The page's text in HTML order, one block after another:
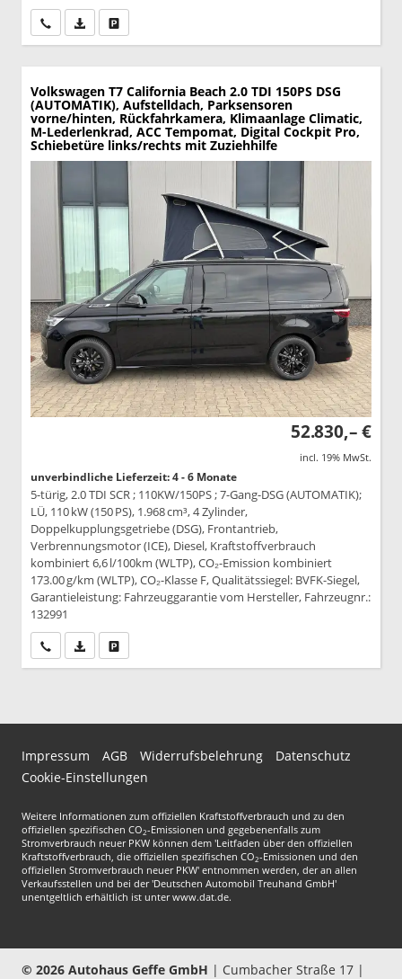
Wir rufen Sie anPDF-Datei, Fahrzeugexposé drucken
Volkswagen T7 California Beach 2.0 TDI 150PS DSG
(AUTOMATIK), Aufstelldach, Parksensoren
vorne/hinten, Rückfahrkamera, Klimaanlage Climatic,
M-Lederlenkrad, ACC Tempomat, Digital Cockpit Pro,
Schiebetüre links/rechts mit Zuziehhilfe
52.830,– €
incl. 19% MwSt.
unverbindliche Lieferzeit: 4 - 6 Monate
5-türig, 2.0 TDI SCR ; 110KW/150PS ; 7-Gang-DSG (AUTOMATIK);
LÜ, 110 kW (150 PS), 1.968 cm³, 4 Zylinder,
Doppelkupplungsgetriebe (DSG), Frontantrieb,
Verbrennungsmotor (ICE), Diesel, Kraftstoffverbrauch
kombiniert 6,6 l/100km (WLTP), CO₂-Emission kombiniert
173.00 g/km (WLTP), CO₂-Klasse F, Qualitätssiegel: BVFK-Siegel,
Garantieleistung: Fahrzeuggarantie vom Hersteller, Fahrzeugnr.:
132991
Wir rufen Sie anPDF-Datei, Fahrzeugexposé drucken
Impressum AGB Widerrufsbelehrung
Datenschutz
Cookie-Einstellungen
Weitere Informationen zum offiziellen Kraftstoffverbrauch und zu den
offiziellen spezifischen CO2-Emissionen und gegebenenfalls zum
Stromverbrauch neuer PKW können dem 'Leitfaden über den offiziellen
Kraftstoffverbrauch, die offiziellen spezifischen CO2-Emissionen und den
offiziellen Stromverbrauch neuer PKW' entnommen werden, der an allen
Verkaufsstellen und bei der 'Deutschen Automobil Treuhand GmbH'
unentgeltlich erhältlich ist unter www.dat.de.
© 2026 Autohaus Geffe GmbH | Cumbacher Straße 17 |